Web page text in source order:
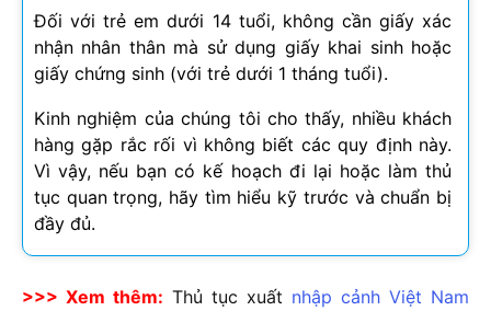
Đối với trẻ em dưới 14 tuổi, không cần giấy xác
nhận nhân thân mà sử dụng giấy khai sinh hoặc
giấy chứng sinh (với trẻ dưới 1 tháng tuổi).
Kinh nghiệm của chúng tôi cho thấy, nhiều khách
hàng gặp rắc rối vì không biết các quy định này.
Vì vậy, nếu bạn có kế hoạch đi lại hoặc làm thủ
tục quan trọng, hãy tìm hiểu kỹ trước và chuẩn bị
đầy đủ.
>>> Xem thêm: Thủ tục xuất nhập cảnh Việt Nam